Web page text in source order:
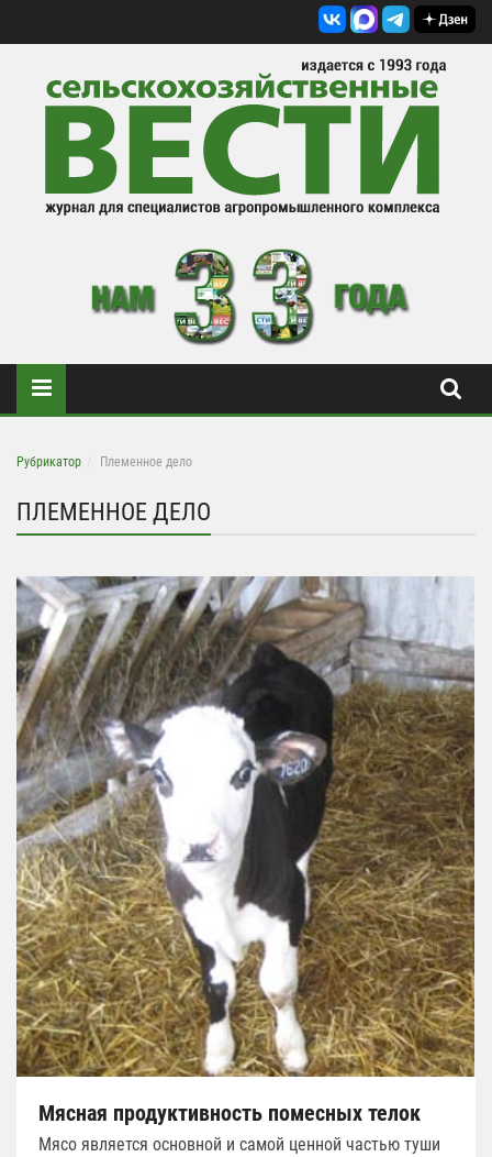
Рубрикатор Племенное дело
ПЛЕМЕННОЕ ДЕЛО
Мясная продуктивность помесных телок
Мясо является основной и самой ценной частью туши